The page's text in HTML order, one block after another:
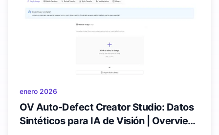
enero 2026
OV Auto-Defect Creator Studio: Datos
Sintéticos para IA de Visión | Overview